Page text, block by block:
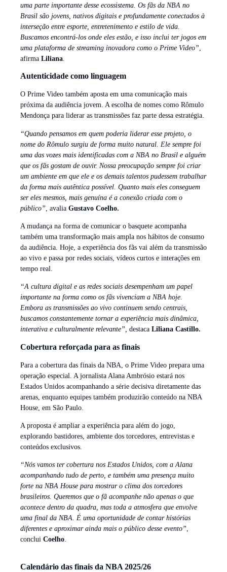
uma parte importante desse ecossistema. Os fãs da NBA no
Brasil são jovens, nativos digitais e profundamente conectados à
interseção entre esporte, entretenimento e estilo de vida.
Buscamos encontrá-los onde eles estão, e isso inclui ter jogos em
uma plataforma de streaming inovadora como o Prime Video”
afirma Liliana
Autenticidade como linguagem
O Prime Video também aposta em uma comunicação mais
próxima da audiência jovem. A escolha de nomes como Rômulo
Mendonça para liderar as transmissões faz parte dessa estratégia.
“Quando pensamos em quem poderia liderar esse projeto, o
nome do Rômulo surgiu de forma muito natural. Ele sempre foi
uma das vozes mais identificadas com a NBA no Brasil e alguém
que os fãs gostam de ouvir. Nossa preocupação sempre foi criar
um ambiente em que ele e os demais talentos pudessem trabalhar
da forma mais autêntica possível. Quanto mais eles conseguem
ser eles mesmos, mais genuína é a conexão criada com o
público” , avalia Gustavo Coelho.
A mudança na forma de comunicar o basquete acompanha
também uma transformação mais ampla nos hábitos de consumo
da audiência. Hoje, a experiência dos fãs vai além da transmissão
ao vivo e passa por redes sociais, vídeos curtos e interações em
tempo real.
“A cultura digital e as redes sociais desempenham um papel
importante na forma como os fãs vivenciam a NBA hoje.
Embora as transmissões ao vivo continuem sendo centrais,
buscamos constantemente tornar a experiência mais dinâmica,
interativa e culturalmente relevante”, destaca Liliana Castillo.
Cobertura reforçada para as finais
Para a cobertura das finais da NBA, o Prime Video prepara uma
operação especial. A jornalista Alana Ambrósio estará nos
Estados Unidos acompanhando a série decisiva diretamente das
arenas, enquanto equipes também produzirão conteúdo na NBA
House, em São Paulo.
A proposta é ampliar a experiência para além do jogo,
explorando bastidores, ambiente dos torcedores, entrevistas e
conteúdos exclusivos.
“Nós vamos ter cobertura nos Estados Unidos, com a Alana
acompanhando tudo de perto, e também uma presença muito
forte na NBA House para mostrar o clima dos torcedores
brasileiros. Queremos que o fã acompanhe não apenas o que
acontece dentro da quadra, mas toda a atmosfera que envolve
uma final da NBA. É uma oportunidade de contar histórias
diferentes e aproximar ainda mais o público desse evento”,
conclui Coelho.
Calendário das finais da NBA 2025/26